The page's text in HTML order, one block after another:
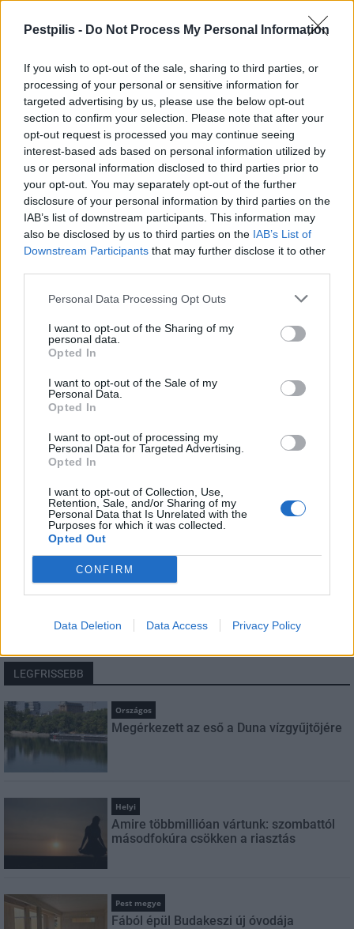
Pestpilis - Do Not Process My Personal Information
If you wish to opt-out of the sale, sharing to third parties, or
processing of your personal or sensitive information for
targeted advertising by us, please use the below opt-out
section to confirm your selection. Please note that after your
opt-out request is processed you may continue seeing
interest-based ads based on personal information utilized by
us or personal information disclosed to third parties prior to
your opt-out. You may separately opt-out of the further
disclosure of your personal information by third parties on the
IAB’s list of downstream participants. This information may
also be disclosed by us to third parties on the IAB’s List of
Downstream Participants that may further disclose it to other
Personal Data Processing Opt Outs
I want to opt-out of the Sharing of my
personal data.
Opted In
I want to opt-out of the Sale of my
Personal Data.
Opted In
I want to opt-out of processing my
Personal Data for Targeted Advertising.
Opted In
I want to opt-out of Collection, Use,
Retention, Sale, and/or Sharing of my
Personal Data that Is Unrelated with the
Purposes for which it was collected.
Opted Out
CONFIRM
Data Deletion Data Access Privacy Policy
Új gyalogos-átkelőhely épül az Astoriánál: a Budapest Közút
lebonyolításában zajló beruházásnak köszönhetően
akadálymentesen, kényelmesen és gyorsabban lehet majd
átkelni a Rákóczi úton. A főváros ezzel egy régi, több mint 60
éves adósságát törleszti: a babakocsival vagy kerekesszékkel
közlekedők már több száz méteres kerülő nélkül, a Rákóczi úton
is átkelhetnek a Múzeum körút és a Károly körút járdái között. A
fejlesztés a Fővárosi Önkormányzat gyalogosközlekedést segítő
lépéseinek sorába illik: megfelelve a többször kifejezett
igényeknek, kiemelt feladatként kezeli a zebralétesítést, és a
HÍRLEVÉL
E-mail cím
Feliratkozom a hírlevélre és elfogadom azadatvédelmi
szabályzatot!
LEGFRISSEBB
Országos
Megérkezett az eső a Duna vízgyűjtőjére
Helyi
Amire többmillióan vártunk: szombattól
másodfokúra csökken a riasztás
Pest megye
Fából épül Budakeszi új óvodája